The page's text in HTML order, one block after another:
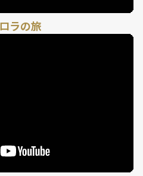
ラの旅